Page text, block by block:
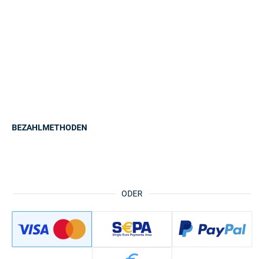
ODER
BEZAHLMETHODEN